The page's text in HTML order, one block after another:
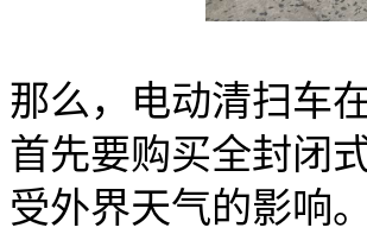
那么，电动清扫车
首先要购买全封闭
受外界天气的影响